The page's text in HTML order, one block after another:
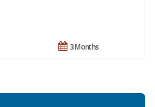
3 Months